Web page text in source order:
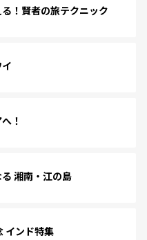
！賢者の旅テクニック
！
湘南・江の島
インド特集